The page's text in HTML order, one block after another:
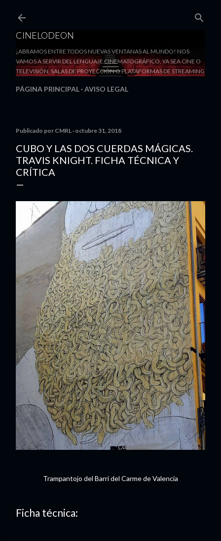
CINELODEON
¡ABRAMOS ENTRE TODOS NUEVAS VENTANAS AL MUNDO! NOS
VAMOS A SERVIR DEL LENGUAJE CINEMATOGRÁFICO, YA SEA CINE O
TELEVISIÓN, SALAS DE PROYECCIÓN O PLATAFORMAS DE STREAMING
PÁGINA PRINCIPAL AVISO LEGAL
Publicado por CMRL octubre 31, 2018
CUBO Y LAS DOS CUERDAS MÁGICAS.
TRAVIS KNIGHT. FICHA TÉCNICA Y
CRÍTICA
Trampantojo del Barri del Carme de Valencia
Ficha técnica: